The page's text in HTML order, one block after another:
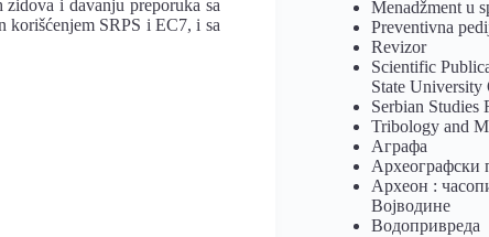
i davanju preporuka sa
korišćenjem SRPS i EC7, i sa
Menadžment u
Preventivna
Revizor
Scientific
State
Serbian Studies
Tribology and
Аграфа
Археографски
Археон :
Војводине
Водопривреда